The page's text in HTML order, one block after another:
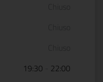
19:30 22:00